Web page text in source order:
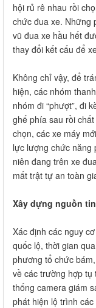
hội rủ rê nhau rồi
chức đua xe. Những
vũ đua xe hầu hết
thay đổi kết cấu để
Không chỉ vậy, để
hiện, các nhóm
nhóm đi “phượt”, đi
ghế phía sau rồi
chọn, các xe máy
lực lượng chức năng
niên đang trên xe
mất trật tự an toàn
Xây dựng nguồn
Xác định các nguy
quốc lộ, thời gian
phương tổ chức
về các trường hợp
thống camera giám
phát hiện lộ trình